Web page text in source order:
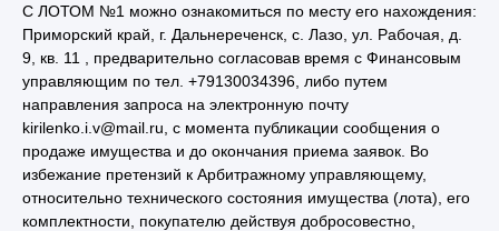
С ЛОТОМ №1 можно ознакомиться по месту его нахождения:
Приморский край, г. Дальнереченск, с. Лазо, ул. Рабочая, д.
9, кв. 11 , предварительно согласовав время с Финансовым
управляющим по тел. +79130034396, либо путем
направления запроса на электронную почту
kirilenko.i.v@mail.ru, с момента публикации сообщения о
продаже имущества и до окончания приема заявок. Во
избежание претензий к Арбитражному управляющему,
относительно технического состояния имущества (лота), его
комплектности, покупателю действуя добросовестно,